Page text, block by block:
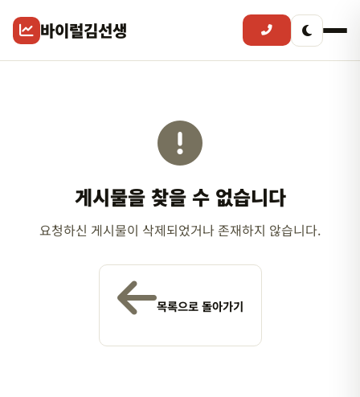
바이럴김선생
게시물을 찾을 수 없습니다
요청하신 게시물이 삭제되었거나 존재하지 않습니다.
목록으로 돌아가기